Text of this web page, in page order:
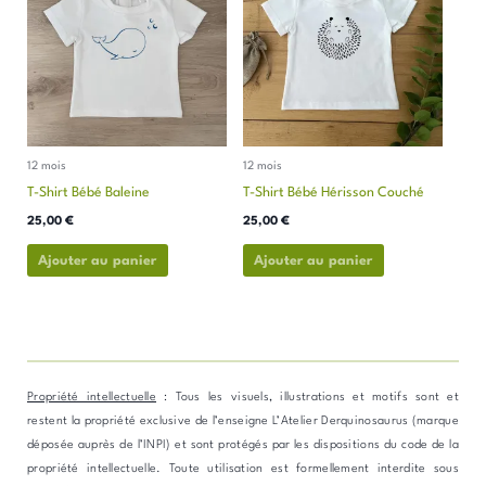
12 mois
T-Shirt Bébé Baleine
25,00 €
Ajouter au panier
plusieurs
Les
options
peuvent
être
page
12 mois
T-Shirt Bébé Hérisson Couché
25,00 €
Ajouter au panier
a
plusieurs
variations.
Les
options
peuvent
être
sur
page
Propriété intellectuelle : Tous les visuels, illustrations et motifs sont et
restent la propriété exclusive de l’enseigne L’Atelier Derquinosaurus (marque
déposée auprès de l’INPI) et sont protégés par les dispositions du code de la
propriété intellectuelle. Toute utilisation est formellement interdite sous